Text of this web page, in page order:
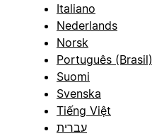
Italiano
Nederlands
Norsk
Português (Brasil)
Suomi
Svenska
Tiếng Việt
עברית